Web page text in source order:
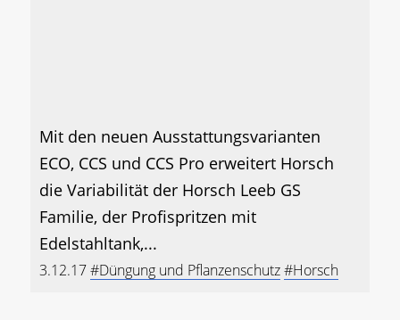
Mit den neuen Ausstattungsvarianten
ECO, CCS und CCS Pro erweitert Horsch
die Variabilität der Horsch Leeb GS
Familie, der Profispritzen mit
Edelstahltank,...
3.12.17#Düngung und Pflanzenschutz#Horsch